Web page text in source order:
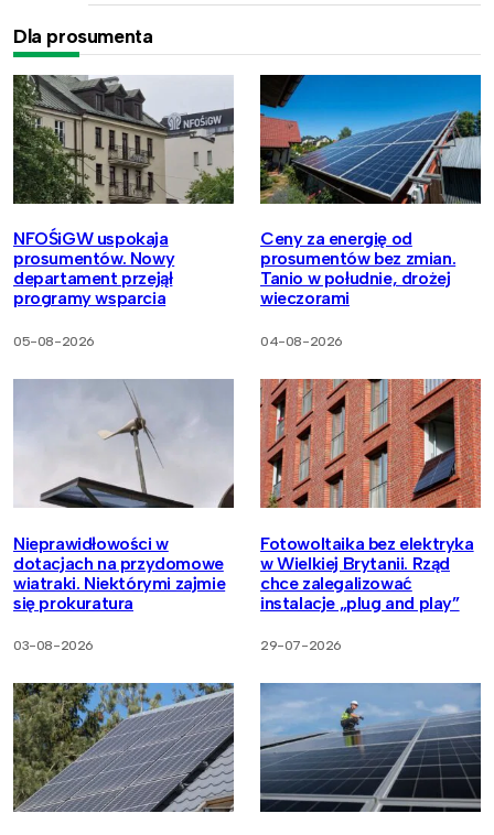
Dla prosumenta
NFOŚiGW uspokaja
prosumentów. Nowy
departament przejął
programy wsparcia
05-08-2026
Ceny za energię od
prosumentów bez zmian.
Tanio w południe, drożej
wieczorami
04-08-2026
Nieprawidłowości w
dotacjach na przydomowe
wiatraki. Niektórymi zajmie
się prokuratura
03-08-2026
Fotowoltaika bez elektryka
w Wielkiej Brytanii. Rząd
chce zalegalizować
instalacje „plug and play”
29-07-2026